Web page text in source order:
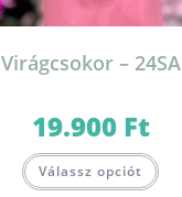
Virágcsokor – 24SA
19.900 Ft
Válassz opciót